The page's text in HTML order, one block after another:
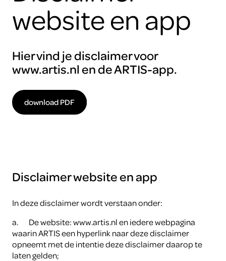
website en app
Hier vind je disclaimer voor
www.artis.nl en de ARTIS-app.
download PDF
Disclaimer website en app
In deze disclaimer wordt verstaan onder:
a. De website: www.artis.nl en iedere webpagina
waarin ARTIS een hyperlink naar deze disclaimer
opneemt met de intentie deze disclaimer daarop te
laten gelden;